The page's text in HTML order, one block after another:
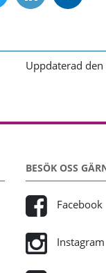
Uppdaterad
BESÖK OSS
Facebook
Instagram